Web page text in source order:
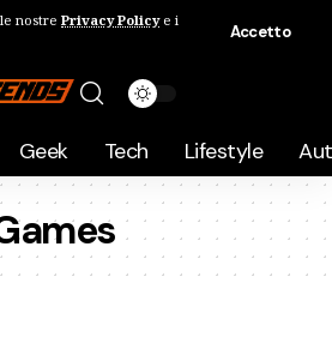
nostre Privacy Policye i
Accetto
Geek Tech Lifestyle